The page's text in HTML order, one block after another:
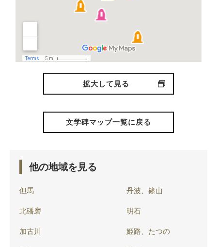
拡大して見る
文学碑マップ一覧に戻る
他の地域を見る
但馬 丹波、篠山
北磻磨 明石
加古川 姫路、たつの